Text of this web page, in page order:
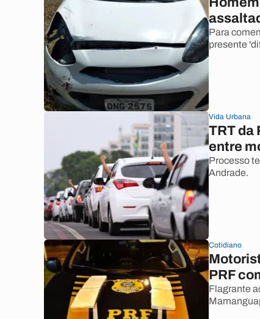
Para
presente
Vida Urbana
TRT da
entre
Processo
Andrade.
Cotidiano
PRF
Flagrante